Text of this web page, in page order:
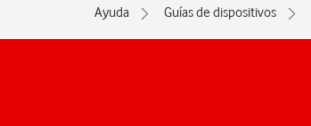
Ayuda Guías de dispositivos